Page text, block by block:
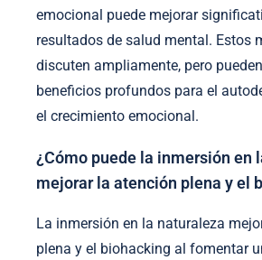
emocional puede mejorar
resultados de salud mental. Estos
discuten ampliamente, pero
beneficios profundos para el
el crecimiento emocional.
¿Cómo puede la inmersión en
mejorar la atención plena y el
La inmersión en la naturaleza
plena y el biohacking al fomentar